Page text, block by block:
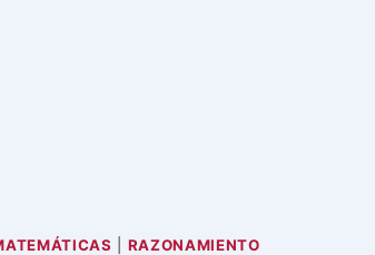
RAZONAMIENTO